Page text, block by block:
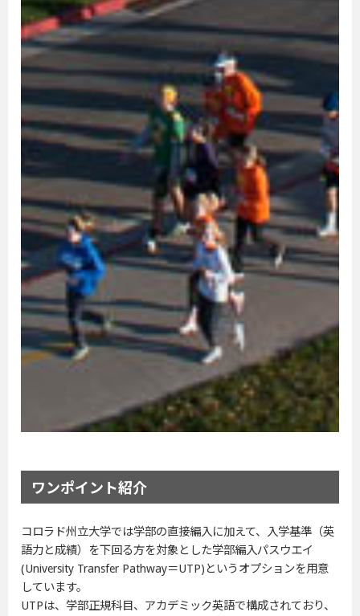
ワンポイント紹介
コロラド州立大学では学部の直接編入に加えて、入学基準（英
語力と成績）を下回る方を対象とした学部編入パスウエイ
(University Transfer Pathway＝UTP)というオプションを用意
しています。
UTPは、学部正規科目、アカデミック英語で構成されており、